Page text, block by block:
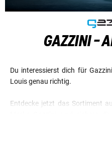
GAZZINI -
Du interessierst dich für
Louis genau richtig.
Entdecke jetzt das Sortiment
Marke Gazzini, und sichere